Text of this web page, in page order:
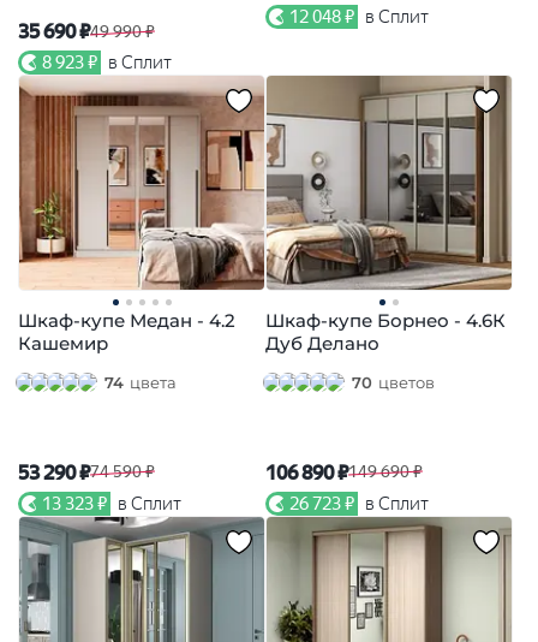
35 690 ₽49 990 ₽
8 923 ₽ в Сплит
12 048 ₽ в Сплит
Шкаф-купе Медан - 4.2
Кашемир
74 цвета
53 290 ₽74 590 ₽
13 323 ₽ в Сплит
Шкаф-купе Борнео - 4.6К
Дуб Делано
70 цветов
106 890 ₽149 690 ₽
26 723 ₽ в Сплит